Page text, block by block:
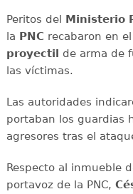
Peritos del Ministerio
la PNC recabaron en
proyectil de arma de
las víctimas.
Las autoridades
portaban los guardias
agresores tras el
Respecto al inmueble
portavoz de la PNC,